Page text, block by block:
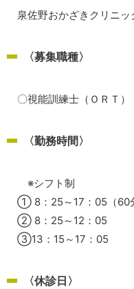
泉佐野おかざきクリニッ
〈募集職種〉
〇視能訓練士（ＯＲＴ）
〈勤務時間〉
※シフト制
① 8：25～17：05（60
② 8：25～12：05
③13：15～17：05
〈休診日〉